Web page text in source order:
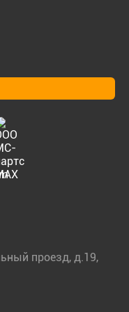
проезд, д.19,